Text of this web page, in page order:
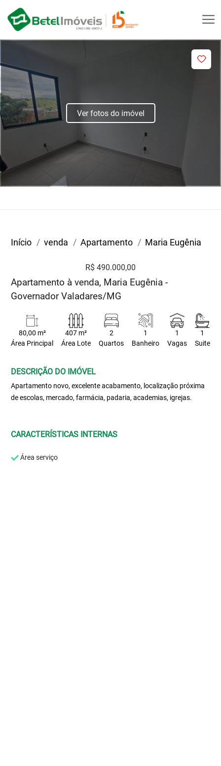
Ver fotos do imóvel
Início venda Apartamento Maria Eugênia
R$ 490.000,00
Apartamento à venda, Maria Eugênia -
Governador Valadares/MG
80,00 m²
Área Principal
407 m²
Área Lote
2
Quartos
1
Banheiro
1
Vagas
1
Suite
DESCRIÇÃO DO IMÓVEL
Apartamento novo, excelente acabamento, localização próxima
de escolas, mercado, farmácia, padaria, academias, igrejas.
CARACTERÍSTICAS INTERNAS
Área serviço